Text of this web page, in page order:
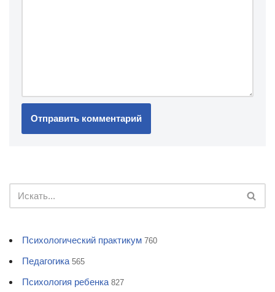
Психологический практикум 760
Педагогика 565
Психология ребенка 827